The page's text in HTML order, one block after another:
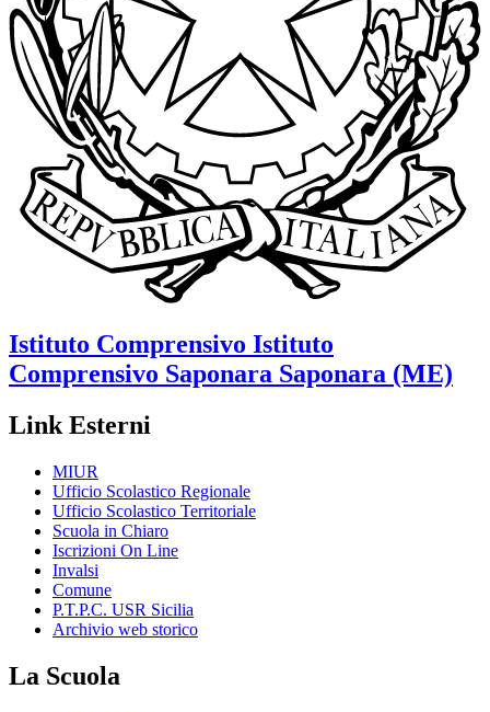
Istituto Comprensivo Istituto
Comprensivo Saponara Saponara (ME)
Link Esterni
MIUR
Ufficio Scolastico Regionale
Ufficio Scolastico Territoriale
Scuola in Chiaro
Iscrizioni On Line
Invalsi
Comune
P.T.P.C. USR Sicilia
Archivio web storico
La Scuola